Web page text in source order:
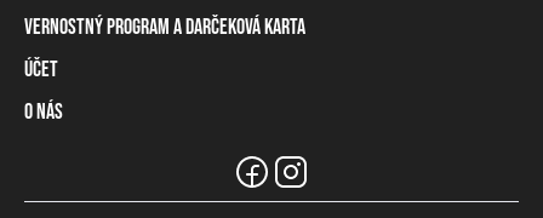
Informácie o doručení
Spôsoby platby
Tabuľka rozmerov
Naše predajne a distribútori
Vernostný program a darčeková karta
Vernostný program
Darčeková karta
Účet
Prihlásenie / registrácia
O nás
Informácie pre predajcov